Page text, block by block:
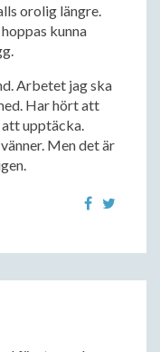
orolig längre.
kunna
Arbetet jag ska
Har hört att
att upptäcka.
Men det är